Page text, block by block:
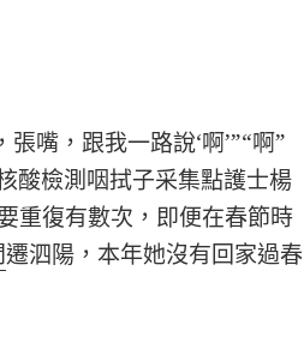
，張嘴，跟我一路說‘啊’”“啊”
酸檢測咽拭子采集點護士楊
重復有數次，即便在春節時
遷泗陽，本年她沒有回家過春